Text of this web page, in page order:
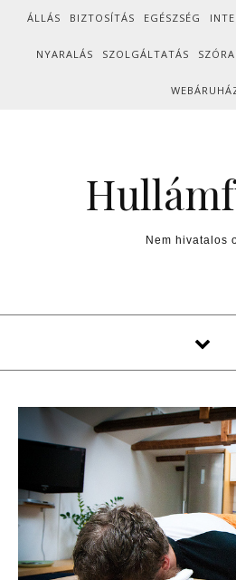
Skip to content
ÁLLÁS BIZTOSÍTÁS EGÉSZSÉG
NYARALÁS SZOLGÁLTATÁS
Nem hivatalos